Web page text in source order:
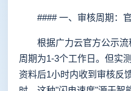
#### 一、审核周期：官
根据广力云官方公示流
周期为1-3个工作日。但实
资料后1小时内收到审核反